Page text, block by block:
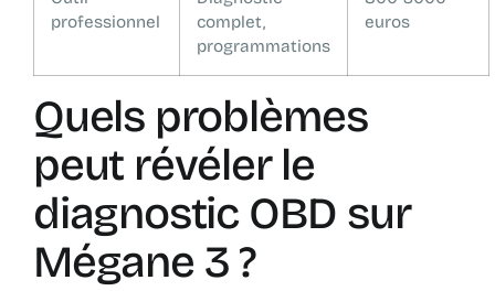
professionnel
complet,
programmations
euros
Quels problèmes
peut révéler le
diagnostic OBD sur
Mégane 3 ?